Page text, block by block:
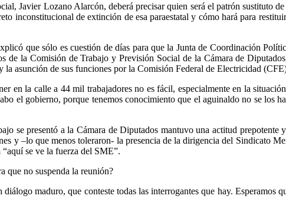
Javier Lozano Alarcón, deberá precisar quien será el patrón sustituto
inconstitucional de extinción de esa paraestatal y cómo hará para
que sólo es cuestión de días para que la Junta de Coordinación
de la Comisión de Trabajo y Previsión Social de la Cámara de
asunción de sus funciones por la Comisión Federal de Electricidad
en la calle a 44 mil trabajadores no es fácil, especialmente en la
el gobierno, porque tenemos conocimiento que el aguinaldo no se los
se presentó a la Cámara de Diputados mantuvo una actitud prepotente
y –lo que menos toleraron- la presencia de la dirigencia del Sindicato
“aquí se ve la fuerza del SME”.
que no suspenda la reunión?
maduro, que conteste todas las interrogantes que hay. Esperamos